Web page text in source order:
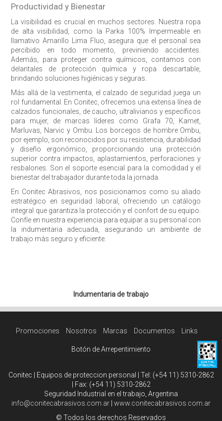
Productividad y Bienestar
La visibilidad es crucial en muchos sectores. Nuestra ropa
de alta visibilidad , como la Parka 100% Impermeable en
llamativo Amarillo Lima Fluo, asegura que el personal sea
percibido en todo momento, previniendo accidentes.
Además, para proteger contra químicos, contamos con
delantales de protección química y ropa descartable
brindando soluciones higiénicas y seguras.
Más allá de la vestimenta, el calzado de seguridad juega un
rol fundamental. En Conitec, ofrecemos una extensa línea de
calzados funcionales, de caucho, ultralivianos y específicos
para mujer, de marcas líderes como Grafa 70, Kamet,
Marluvas, Narvic y Ombu. Los borcegos de hombre Ombu,
por ejemplo, son reconocidos por su resistencia, durabilidad
y diseño ergonómico, proporcionando una protección
superior contra impactos, aplastamientos, perforaciones y
resbalones. Son el soporte esencial para la comodidad y el
bienestar del trabajador durante toda la jornada.
En Conitec Abrasivos, nos posicionamos como su aliado
estratégico en seguridad laboral, ofreciendo un catálogo
integral que garantiza la protección y el confort de su equipo.
Confíe en nuestra experiencia para equipar a su personal con
la indumentaria adecuada, asegurando un ambiente de
trabajo más seguro y eficiente.
Indumentaria de trabajo
Promociones Nosotros Marcas Documentos Links
Botón de Arrepentimiento
Conitec | Equipos de proteccion personal | Tel: (+54 11) 5310-2862
| Fax: (+54 11) 5310-2862
Seguridad Industrial en el trabajo, Argentina
info@conitecabrasivos.com.ar www.conitecabrasivos.com.ar
© Todos los derechos Reservados